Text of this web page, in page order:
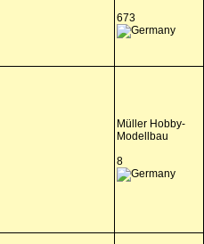
673
Müller Hobby-
Modellbau
8